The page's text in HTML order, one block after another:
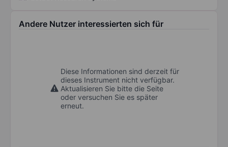
Andere Nutzer interessierten sich für
Diese Informationen sind derzeit für
dieses Instrument nicht verfügbar.
Aktualisieren Sie bitte die Seite
oder versuchen Sie es später
erneut.